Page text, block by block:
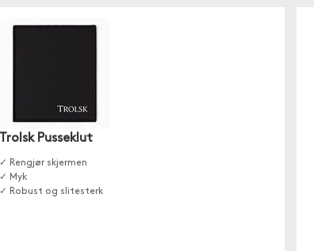
Trolsk Pusseklut
✓ Rengjør skjermen
✓ Myk
✓ Robust og slitesterk